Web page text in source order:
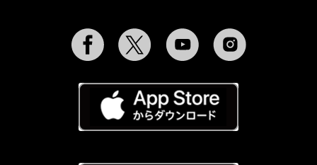
Facebook Twitter YouTube Instagram